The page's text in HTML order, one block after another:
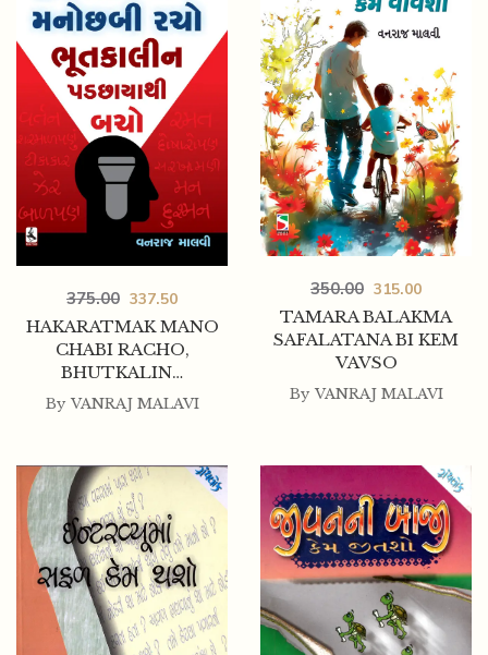
HAKARATMAK MANO
CHABI RACHO,
BHUTKALIN…
375.00 337.50
By VANRAJ MALAVI
TAMARA BALAKMA
SAFALATANA BI KEM
VAVSO
350.00 315.00
By VANRAJ MALAVI